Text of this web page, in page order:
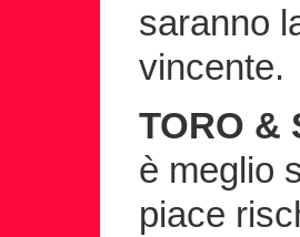
saranno
vincente.
TORO &
è meglio
piace